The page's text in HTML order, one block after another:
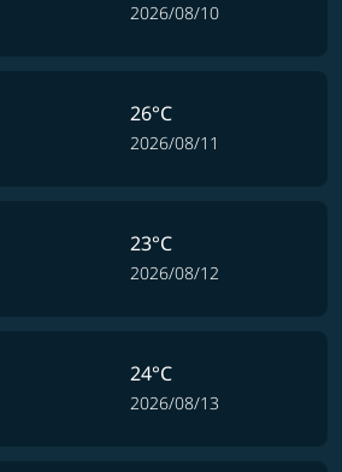
2026/08/10
26°C
2026/08/11
23°C
2026/08/12
24°C
2026/08/13